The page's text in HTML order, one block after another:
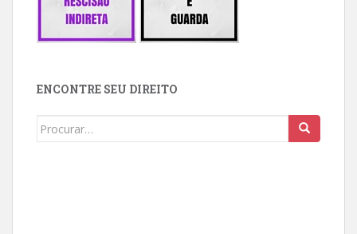
ENCONTRE SEU DIREITO
Buscar: